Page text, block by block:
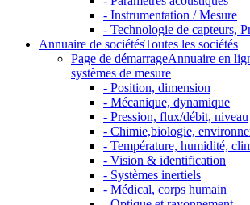
- Instrumentation / Mesure
- Technologie de capteurs,
Annuaire de sociétésToutes les sociétés
Page de démarrageAnnuaire en
systèmes de mesure
- Position, dimension
- Mécanique, dynamique
- Pression, flux/débit, niveau
- Chimie,biologie,
- Température, humidité,
- Vision & identification
- Systèmes inertiels
- Médical, corps humain